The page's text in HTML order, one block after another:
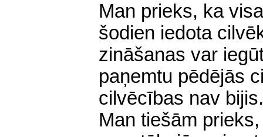
Man prieks, ka
šodien iedota
zināšanas var
paņemtu pēdējās
cilvēcības nav
Man tiešām